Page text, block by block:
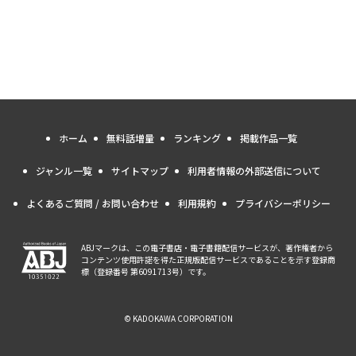
ホーム 無料話増量 ランキング 掲載作品一覧
ジャンル一覧 サイトマップ 利用者情報の外部送信について
よくあるご質問 / お問い合わせ 利用規約 プライバシーポリシー
ABJマークは、この電子書店・電子書籍配信サービスが、著作権者から
コンテンツ使用許諾を得た正規版配信サービスであることを示す登録商
標（登録番号 第6091713号）です。
© KADOKAWA CORPORATION